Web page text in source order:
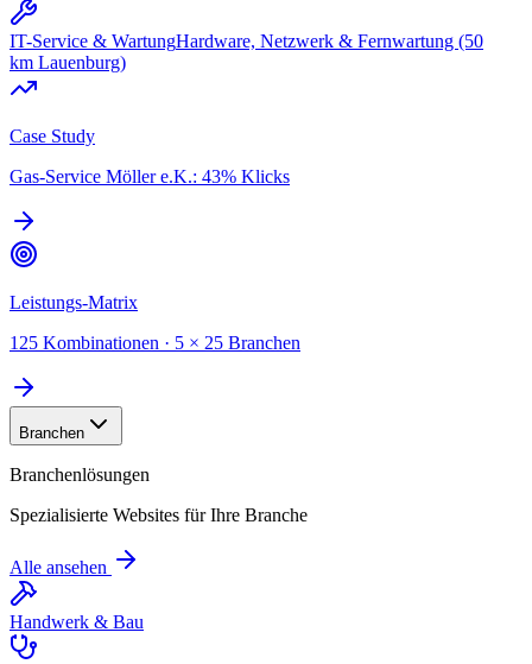
IT-Service & WartungHardware, Netzwerk & Fernwartung (50
km Lauenburg)
Case Study
Gas-Service Möller e.K.: 43% Klicks
Leistungs-Matrix
125 Kombinationen · 5 × 25 Branchen
Branchen
Branchenlösungen
Spezialisierte Websites für Ihre Branche
Alle ansehen
Handwerk & Bau